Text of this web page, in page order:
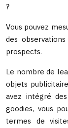
?
Vous pouvez
des
prospects.
Le nombre de
objets
avez intégré
goodies, vous
termes de